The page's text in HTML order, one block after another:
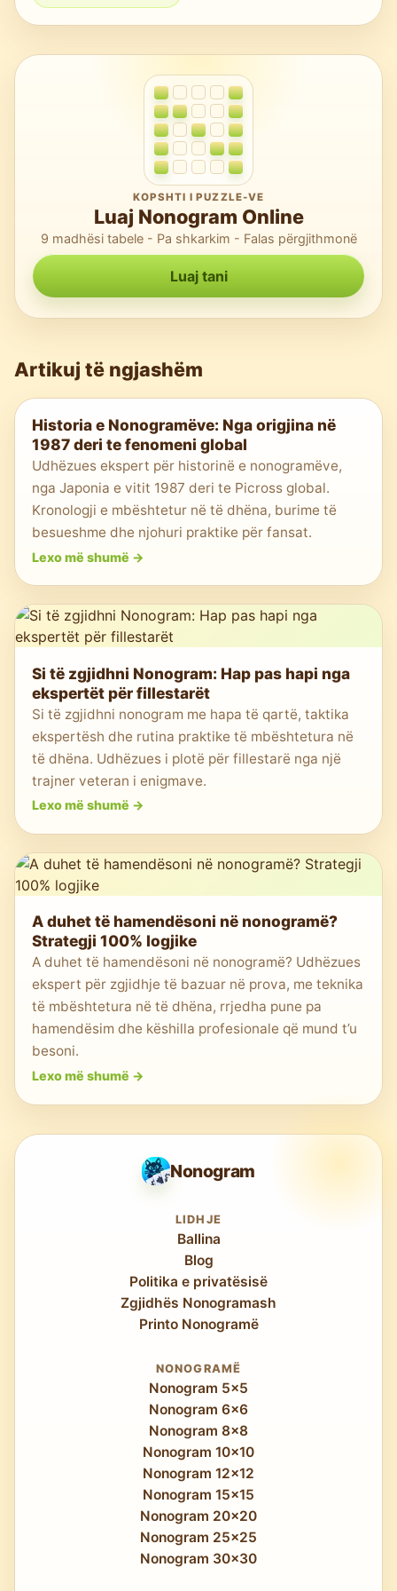
KOPSHTI I PUZZLE-VE
Luaj Nonogram Online
9 madhësi tabele - Pa shkarkim - Falas përgjithmonë
Luaj tani
Artikuj të ngjashëm
Historia e Nonogramëve: Nga origjina në
1987 deri te fenomeni global
Udhëzues ekspert për historinë e nonogramëve,
nga Japonia e vitit 1987 deri te Picross global.
Kronologji e mbështetur në të dhëna, burime të
besueshme dhe njohuri praktike për fansat.
Lexo më shumë ->
Si të zgjidhni Nonogram: Hap pas hapi nga
ekspertët për fillestarët
Si të zgjidhni nonogram me hapa të qartë, taktika
ekspertësh dhe rutina praktike të mbështetura në
të dhëna. Udhëzues i plotë për fillestarë nga një
trajner veteran i enigmave.
Lexo më shumë ->
A duhet të hamendësoni në nonogramë?
Strategji 100% logjike
A duhet të hamendësoni në nonogramë? Udhëzues
ekspert për zgjidhje të bazuar në prova, me teknika
të mbështetura në të dhëna, rrjedha pune pa
hamendësim dhe këshilla profesionale që mund t’u
besoni.
Lexo më shumë ->
Nonogram
LIDHJE
Ballina
Blog
Politika e privatësisë
Zgjidhës Nonogramash
Printo Nonogramë
NONOGRAMË
Nonogram 5x5
Nonogram 6x6
Nonogram 8x8
Nonogram 10x10
Nonogram 12x12
Nonogram 15x15
Nonogram 20x20
Nonogram 25x25
Nonogram 30x30